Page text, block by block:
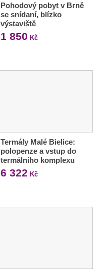
Pohodový pobyt v Brně
se snídaní, blízko
výstaviště
1 850 Kč
Termály Malé Bielice:
polopenze a vstup do
termálního komplexu
6 322 Kč